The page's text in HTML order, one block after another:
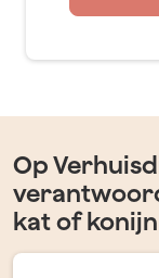
Op
kat of konijn